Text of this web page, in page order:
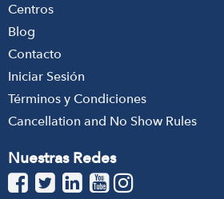
Centros
Blog
Contacto
Iniciar Sesión
Términos y Condiciones
Cancellation and No Show Rules
Nuestras Redes